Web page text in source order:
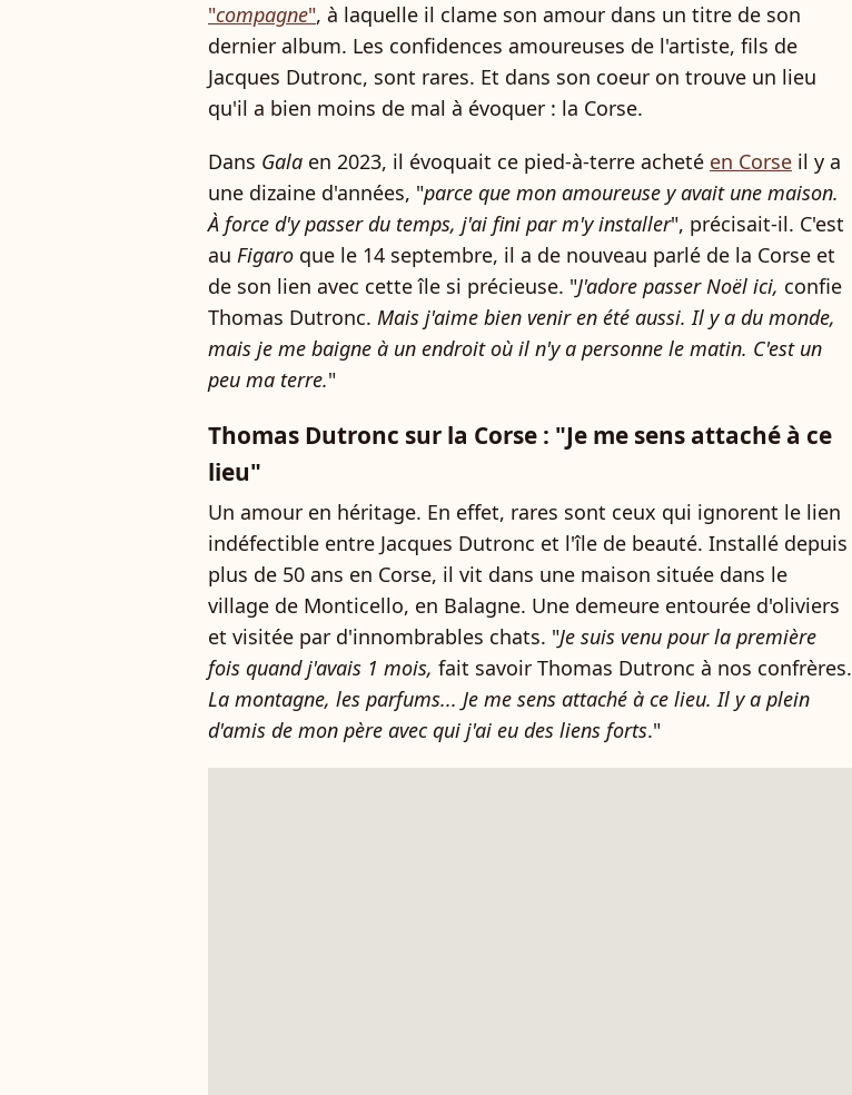
"compagne", à laquelle il clame son amour dans un titre de son
dernier album. Les confidences amoureuses de l'artiste, fils de
Jacques Dutronc, sont rares. Et dans son coeur on trouve un lieu
qu'il a bien moins de mal à évoquer : la Corse.
Dans Gala en 2023, il évoquait ce pied-à-terre acheté en Corse il y a
une dizaine d'années, "parce que mon amoureuse y avait une maison.
À force d'y passer du temps, j'ai fini par m'y installer", précisait-il. C'est
au Figaro que le 14 septembre, il a de nouveau parlé de la Corse et
de son lien avec cette île si précieuse. "J'adore passer Noël ici, confie
Thomas Dutronc. Mais j'aime bien venir en été aussi. Il y a du monde,
mais je me baigne à un endroit où il n'y a personne le matin. C'est un
peu ma terre."
Thomas Dutronc sur la Corse : "Je me sens attaché à ce
lieu"
Un amour en héritage. En effet, rares sont ceux qui ignorent le lien
indéfectible entre Jacques Dutronc et l'île de beauté. Installé depuis
plus de 50 ans en Corse, il vit dans une maison située dans le
village de Monticello, en Balagne. Une demeure entourée d'oliviers
et visitée par d'innombrables chats. "Je suis venu pour la première
fois quand j'avais 1 mois, fait savoir Thomas Dutronc à nos confrères.
La montagne, les parfums... Je me sens attaché à ce lieu. Il y a plein
d'amis de mon père avec qui j'ai eu des liens forts."